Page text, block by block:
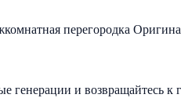
генерации и возвращайтесь